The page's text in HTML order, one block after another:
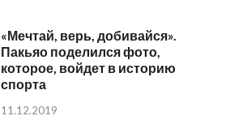
«Мечтай, верь, добивайся».
Пакьяо поделился фото,
которое, войдет в историю
спорта
11.12.2019